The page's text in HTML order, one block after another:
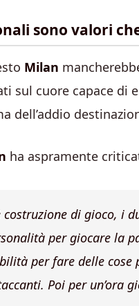
sono valori
Milan
sul cuore capace di
dell’addio
ha aspramente
di gioco, i
per giocare la
per fare delle
Poi per un’ora